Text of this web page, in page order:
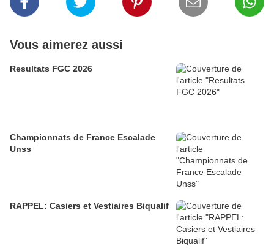
Vous aimerez aussi
Resultats FGC 2026
Championnats de France Escalade
Unss
RAPPEL: Casiers et Vestiaires Biqualif